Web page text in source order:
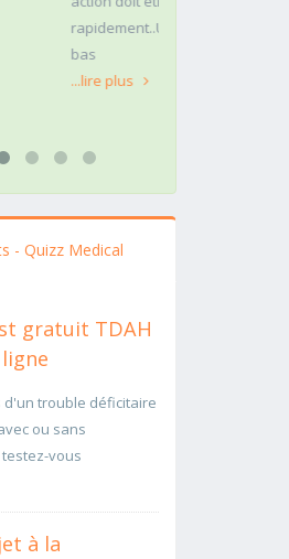
auscultation de
- Quizz Medical
gratuit TDAH
d'un trouble déficitaire
ou sans
vous
à la